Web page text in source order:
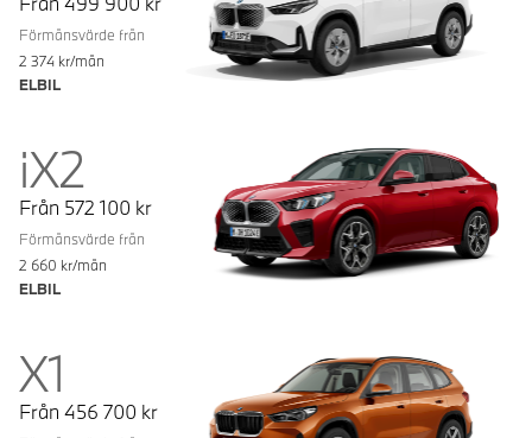
Förmånsvärde från
2 374 kr/mån
ELBIL
iX2
Från 572 100 kr
Förmånsvärde från
2 660 kr/mån
ELBIL
X1
Från 456 700 kr